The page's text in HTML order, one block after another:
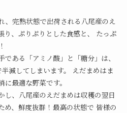
、完熟状態で出荷される八尾産のえ
り、ぷりぷりとした食感と、 たっぷ
ある「アミノ酸」と「糖分」は、
減してしまいます。 えだまめはま
最適な野菜です。
し、八尾産のえだまめは収穫の翌日
め、鮮度抜群！最高の状態で 皆様の